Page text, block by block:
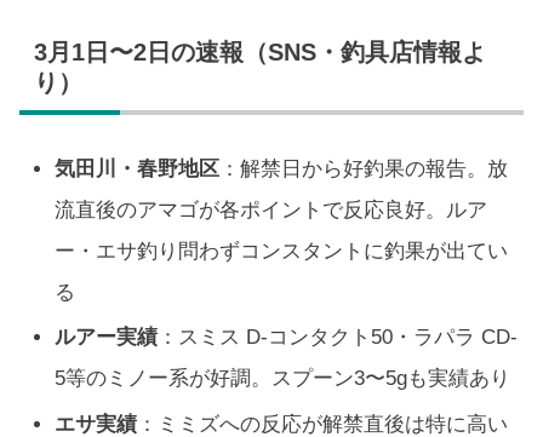
3月1日〜2日の速報（SNS・釣具店情報よ
り）
気田川・春野地区 ：解禁日から好釣果の報告。放
流直後のアマゴが各ポイントで反応良好。ルア
ー・エサ釣り問わずコンスタントに釣果が出てい
る
ルアー実績 ：スミス D-コンタクト50・ラパラ CD-
5等のミノー系が好調。スプーン3〜5gも実績あり
エサ実績 ：ミミズへの反応が解禁直後は特に高い